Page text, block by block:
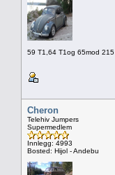
59 T1,64 T1og 65mod 215
Cheron
Telehiv Jumpers
Supermedlem
Innlegg: 4993
Bosted: Hijol - Andebu